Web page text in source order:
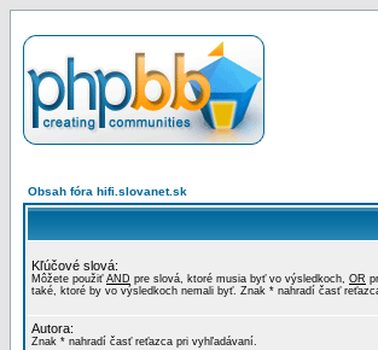
Obsah fóra hifi.slovanet.sk
Kľúčové slová:
Môžete použiť AND pre slová, ktoré musia byť vo výsledkoch, OR
také, ktoré by vo výsledkoch nemali byť. Znak * nahradí časť
Autora:
Znak * nahradí časť reťazca pri vyhľadávaní.